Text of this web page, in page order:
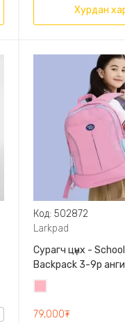
Хурдан
Код: 502872
Larkpad
Сурагч цүнх -
Backpack 3-9р
9009-10128,
Олон тасалгаатай
79,000₮